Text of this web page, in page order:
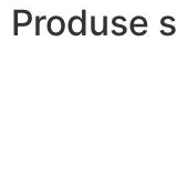
Produse